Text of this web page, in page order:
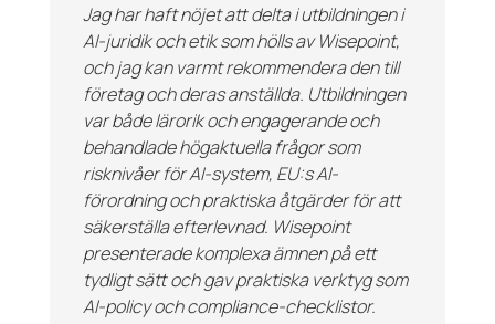
Jag har haft nöjet att delta i utbildningen i
AI-juridik och etik som hölls avWisepoint,
och jag kan varmt rekommendera den till
företag och deras anställda. Utbildningen
var både lärorik och engagerande och
behandlade högaktuella frågor som
risknivåer för AI-system, EU:s AI-
förordning och praktiska åtgärder för att
säkerställa efterlevnad. Wisepoint
presenterade komplexa ämnen på ett
tydligt sätt och gav praktiska verktyg som
AI-policy ochcompliance-checklistor.